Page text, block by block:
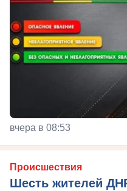
вчера в 08:53
Происшествия
Шесть жителей